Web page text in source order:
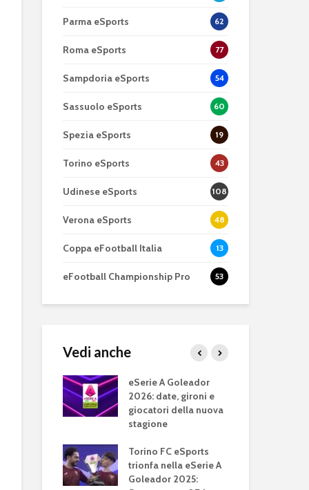
Parma eSports 62
Roma eSports 77
Sampdoria eSports 54
Sassuolo eSports 60
Spezia eSports 19
Torino eSports 43
Udinese eSports 108
Verona eSports 48
Coppa eFootball Italia 13
eFootball Championship Pro 53
Vedi anche
2024: il
assegna lo
il titolo
eSerie A Goleador
2026: date, gironi e
giocatori della nuova
stagione
Torino FC eSports
trionfa nella eSerie A
Goleador 2025:
perfetto: Cross-
Platform, Cross-
Gen, Free-to-play.
L’Atalanta eSports
schiera la sua
squadra per la
eSerie A